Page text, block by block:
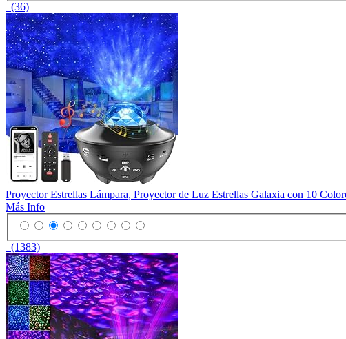
(36)
Proyector Estrellas Lámpara, Proyector de Luz Estrellas Galaxia con 10
Más Info
(1383)